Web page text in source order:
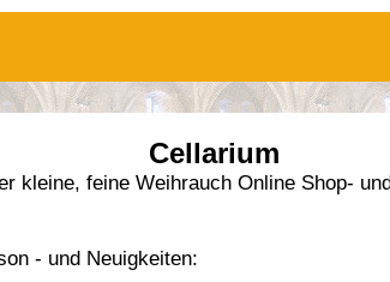
Cellarium
kleine, feine Weihrauch Online Shop-
- und Neuigkeiten: